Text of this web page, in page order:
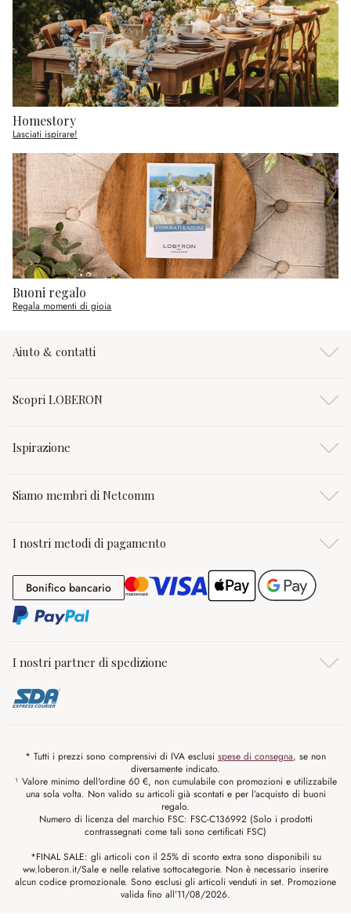
Homestory
Lasciati ispirare!
Buoni regalo
Regala momenti di gioia
Aiuto & contatti
Scopri LOBERON
Ispirazione
Siamo membri di Netcomm
I nostri metodi di pagamento
Bonifico bancarioBonifico bancario
I nostri partner di spedizione
* Tutti i prezzi sono comprensivi di IVA esclusi spese di consegna, se non
diversamente indicato.
¹ Valore minimo dell'ordine 60 €, non cumulabile con promozioni e utilizzabile
una sola volta. Non valido su articoli già scontati e per l’acquisto di buoni
regalo.
Numero di licenza del marchio FSC: FSC-C136992 (Solo i prodotti
contrassegnati come tali sono certificati FSC)
*FINAL SALE: gli articoli con il 25% di sconto extra sono disponibili su
ww.loberon.it/Sale e nelle relative sottocategorie. Non è necessario inserire
alcun codice promozionale. Sono esclusi gli articoli venduti in set. Promozione
valida fino all’11/08/2026.